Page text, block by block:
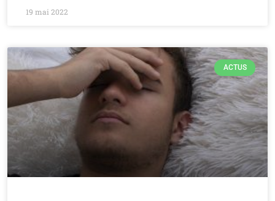
19 mai 2022
ACTUS